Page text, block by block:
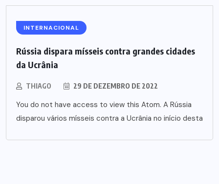
INTERNACIONAL
Rússia dispara mísseis contra grandes cidades
da Ucrânia
THIAGO 29 DE DEZEMBRO DE 2022
You do not have access to view this Atom. A Rússia
disparou vários mísseis contra a Ucrânia no início desta